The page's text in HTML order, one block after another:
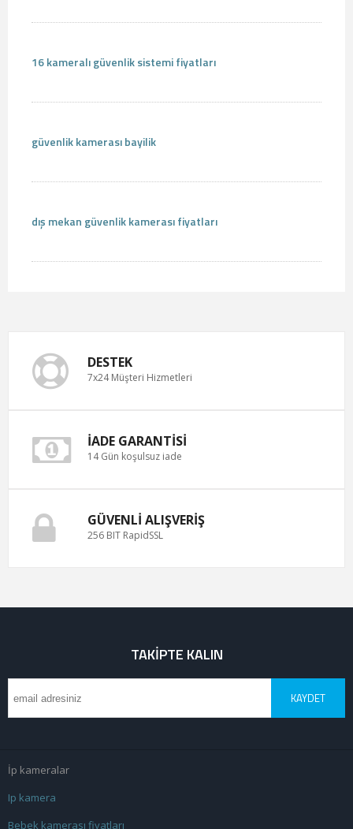
16 kameralı güvenlik sistemi fiyatları
güvenlik kamerası bayilik
dış mekan güvenlik kamerası fiyatları
DESTEK
7x24 Müşteri Hizmetleri
İADE GARANTISI
14 Gün koşulsuz iade
GÜVENLI ALIŞVERIŞ
256 BIT RapidSSL
TAKIPTE KALIN
KAYDET
İp kameralar
Ip kamera
Bebek kamerası fiyatları